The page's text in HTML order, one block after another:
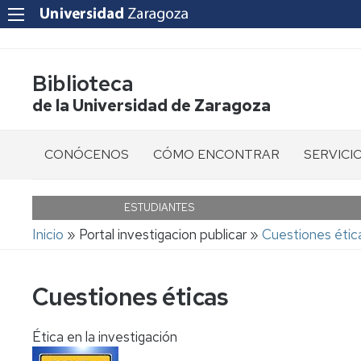
Biblioteca
de la Universidad de Zaragoza
CONÓCENOS
Quiénes
Somos
Horario
calendario
CÓMO ENCONTRAR
Revistas
Revistas
ESTUDIANTES
Ruta
Inicio Portal investigacion publicar Cuestiones
Cuestiones éticas
Ética en la investigación